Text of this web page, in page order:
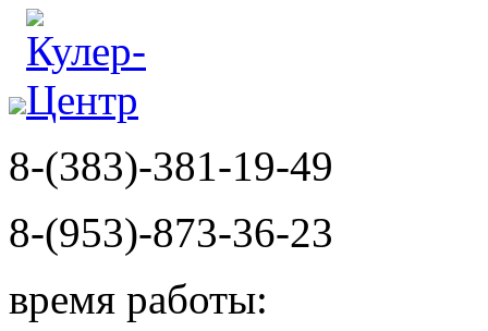
8-(383)-381-19-49
8-(953)-873-36-23
время работы: